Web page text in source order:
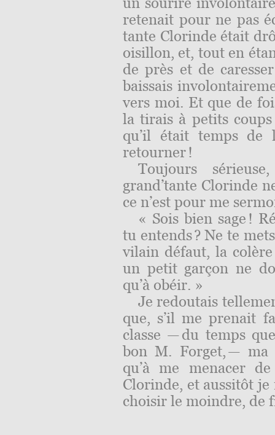
retenait pour ne pas
tante Clorinde était
oisillon, et, tout en
de près et de
baissais
vers moi. Et que de
la tirais à petits
qu’il était temps
retourner !
Toujours
grand’tante Clorinde
ce n’est pour me
« Sois bien sage !
tu entends ? Ne te
vilain défaut, la colère
un petit garçon ne
qu’à obéir. »
Je redoutais
que, s’il me prenait
classe — du temps
bon M. Forget, — ma
qu’à me menacer
Clorinde, et aussitôt
choisir le moindre, de